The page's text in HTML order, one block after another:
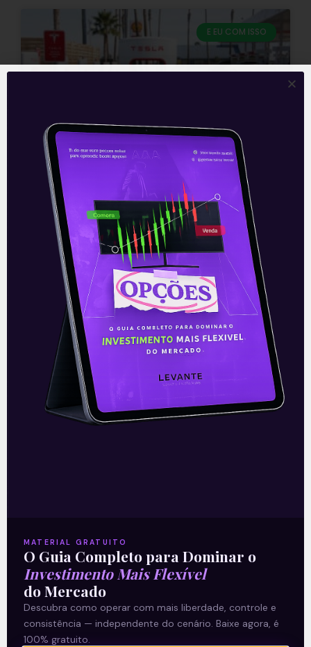
E EU COM ISSO
Resultados de Tesla (TSLA) do
1T21
A Tesla (TSLA) anunciou nesta segunda-
feira (26) os seus resultados do primeiro
trimestre de 2021. Os números vieram em
linha com o esperado em termos
Leia mais
27/04/2021
Resultados da PepsiCo
A PepsiCo (PEP) apresentou nesta
quinta-feira (15), antes da abertura dos
MATERIAL GRATUITO
O Guia Completo para Dominar o
Investimento Mais Flexível
do Mercado
Descubra como operar com mais liberdade, controle e
consistência — independente do cenário. Baixe agora, é
100% gratuito.